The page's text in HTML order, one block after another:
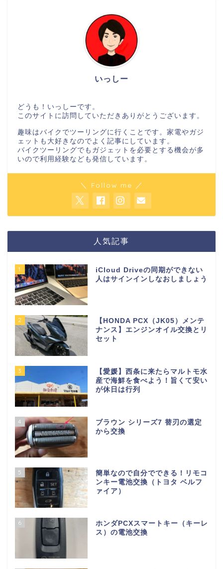
いっしー
どうも！いっしーです。
このサイトに訪問していただきありがとうございます。
趣味はバイクでツーリングに行くことです。家電やガジ
ェットも大好きなのでよく記事にしています。
バイクツーリングでもガジェットを必要とする機会が多
いので利用経験なども発信しています。
＼ Follow me ／
人気記事
1
iCloud Driveの同期ができない
人はサインインしなおしましょう
2
【HONDA PCX（JK05）メンテ
ナンス】エンジンオイル交換とリ
セット
3
【愛媛】西条に来たらマルトモ水
産で海鮮を食べよう！旨くて安い
が休日は行列
4
ブラウン シリーズ7 替刃の選定
から交換
5
簡単なので自分でできる！リモコ
ンキー電池交換（トヨタ ベルフ
ァイア）
6
ホンダPCXスマートキー（キーレ
ス）の電池交換